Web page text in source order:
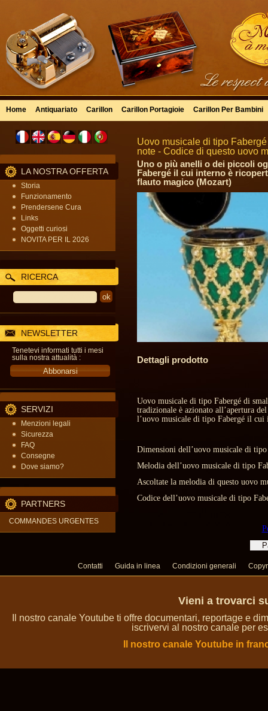
Home Antiquariato Carillon Carillon Portagioie Carillon Per Bambini
LA NOSTRA OFFERTA
Storia
Funzionamento
Prendersene Cura
Links
Oggetti curiosi
NOVITA PER IL 2026
RICERCA
NEWSLETTER
Tenetevi informati tutti i mesi
sulla nostra attualità :
SERVIZI
Menzioni legali
Sicurezza
FAQ
Consegne
Dove siamo?
PARTNERS
COMMANDES URGENTES
Uovo musicale di tipo
note - Codice di questo uovo
Uno o più anelli o dei piccoli
Fabergé il cui interno è
flauto magico (Mozart)
Dettagli prodotto
Uovo musicale di tipo Fabergé di
tradizionale è azionato all’apertura
l’uovo musicale di tipo Fabergé il cui
Dimensioni dell’uovo musicale di
Melodia dell’uovo musicale di tipo
Ascoltate la melodia di questo uovo
Codice dell’uovo musicale di tipo
Contatti Guida in linea Condizioni generali
Vieni a trovarci
Il nostro canale Youtube ti offre documentari, reportage e
iscrivervi al nostro canale per
Il nostro canale Youtube in